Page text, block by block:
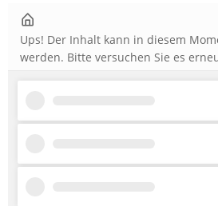
Ups! Der Inhalt kann in diesem
werden. Bitte versuchen Sie es